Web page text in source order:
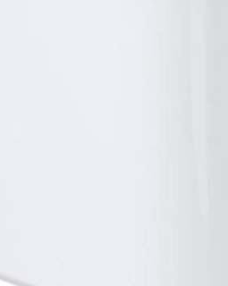
Päivittäistavarat